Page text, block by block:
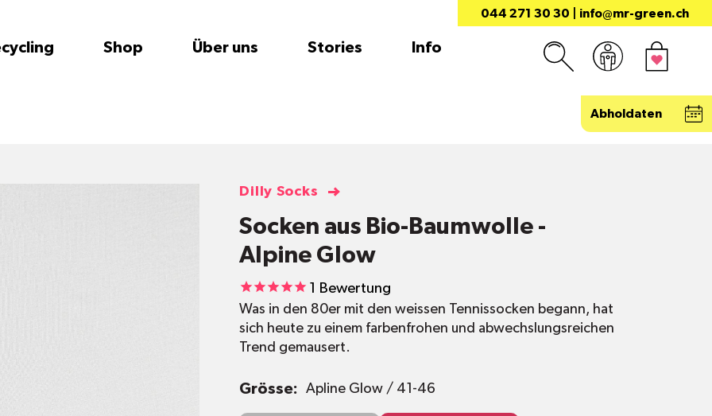
044 271 30 30 info@mr-green.ch
Shop Über uns Stories Info
Abholdaten
Dilly Socks
Socken aus Bio-Baumwolle -
Alpine Glow
1 Bewertung
Was in den 80er mit den weissen Tennissocken begann, hat
sich heute zu einem farbenfrohen und abwechslungsreichen
Trend gemausert.
Grösse: Apline Glow / 41-46